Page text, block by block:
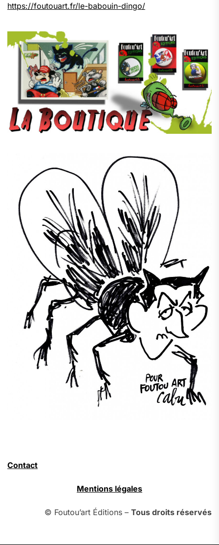
https://foutouart.fr/le-babouin-dingo/
Contact
Mentions légales
© Foutou’art Éditions – Tous droits réservés